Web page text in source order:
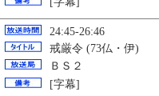
24:45-26:46
戒厳令 (73仏・伊)
ＢＳ２
[字幕]